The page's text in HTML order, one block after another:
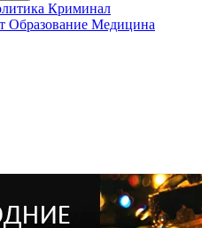
Криминал
Образование Медицина